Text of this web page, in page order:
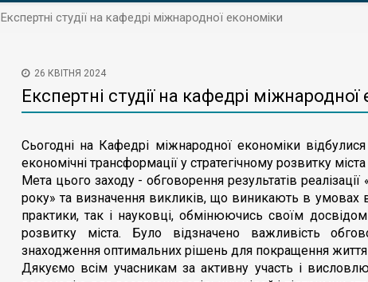
Експертні студії на кафедрі міжнародної економіки
26 КВІТНЯ 2024
Експертні студії на кафедрі
Сьогодні на Кафедрі міжнародної економіки відбулися
економічні трансформації у стратегічному розвитку
Мета цього заходу - обговорення результатів
року» та визначення викликів, що виникають в умовах
практики, так і науковці, обмінюючись своїм
розвитку міста. Було відзначено важливість
знаходження оптимальних рішень для покращення життя
Дякуємо всім учасникам за активну участь і